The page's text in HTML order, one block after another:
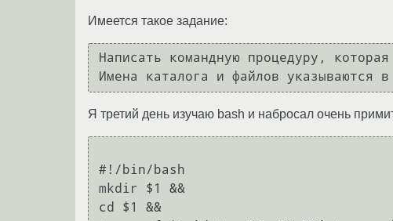
Имеется такое задание:
Написать командную процедуру,
Имена каталога и файлов указываются
Я третий день изучаю bash и набросал очень
#!/bin/bash
mkdir $1 &&
cd $1 &&